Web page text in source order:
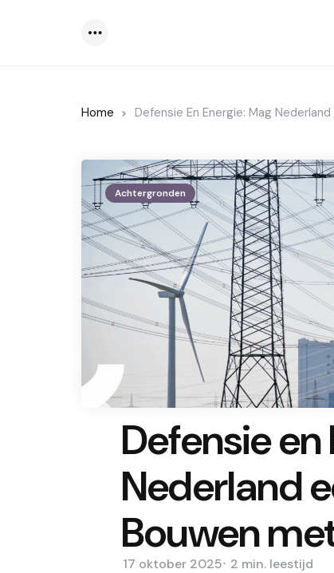
Home Defensie En Energie: Mag
Achtergronden
Defensie
Nederland
Bouwen
17 oktober 2025 2 min. leestijd